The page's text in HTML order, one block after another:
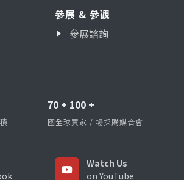
參展 & 參觀
參展諮詢
70 + 100 +
國全球買家 / 場採購媒合會
Watch Us
on YouTube